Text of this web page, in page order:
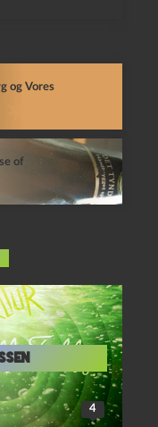
og Vores
of
4